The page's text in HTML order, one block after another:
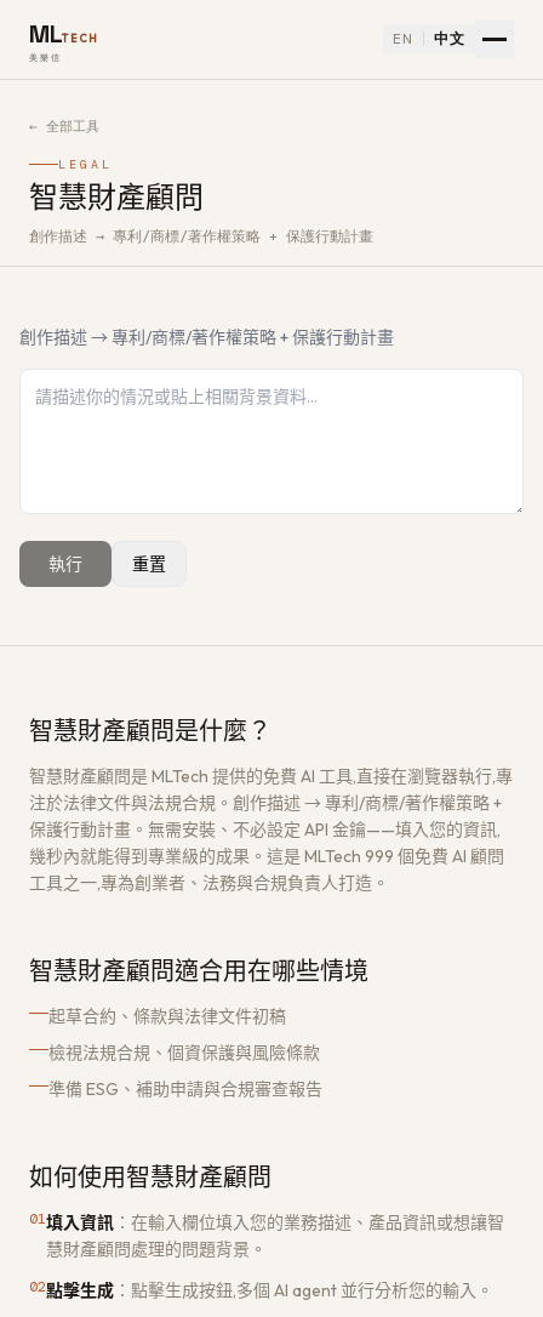
MLTECH
美樂信
EN 中文
← 全部工具
LEGAL
智慧財產顧問
如何使用智慧財產顧問免費 AI 工具
創作描述 → 專利/商標/著作權策略 + 保護行動計畫
創作描述 → 專利/商標/著作權策略 + 保護行動計畫
執行 重置
智慧財產顧問是什麼？
智慧財產顧問是 MLTech 提供的免費 AI 工具,直接在瀏覽器執行,專
注於法律文件與法規合規。創作描述 → 專利/商標/著作權策略 +
保護行動計畫。無需安裝、不必設定 API 金鑰——填入您的資訊,
幾秒內就能得到專業級的成果。這是 MLTech 999 個免費 AI 顧問
工具之一,專為創業者、法務與合規負責人打造。
智慧財產顧問適合用在哪些情境
起草合約、條款與法律文件初稿
檢視法規合規、個資保護與風險條款
準備 ESG、補助申請與合規審查報告
如何使用智慧財產顧問
01填入資訊 ： 在輸入欄位填入您的業務描述、產品資訊或想讓智
慧財產顧問處理的問題背景。
02點擊生成 ： 點擊生成按鈕,多個 AI agent 並行分析您的輸入。